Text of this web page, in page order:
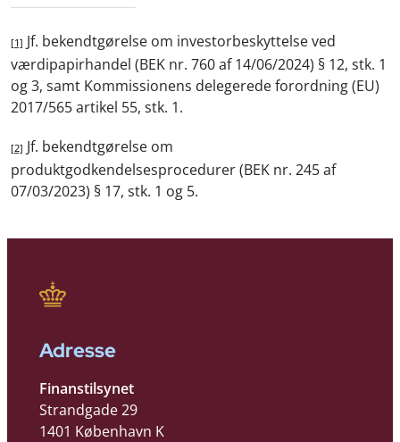
[1] Jf. bekendtgørelse om investorbeskyttelse ved
værdipapirhandel (BEK nr. 760 af 14/06/2024) § 12, stk. 1
og 3, samt Kommissionens delegerede forordning (EU)
2017/565 artikel 55, stk. 1.
[2] Jf. bekendtgørelse om
produktgodkendelsesprocedurer (BEK nr. 245 af
07/03/2023) § 17, stk. 1 og 5.
Adresse
Finanstilsynet
Strandgade 29
1401 København K